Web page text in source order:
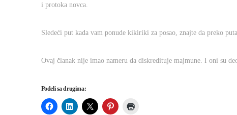
i protoka novca.
Sledeći put kada vam ponude kikiriki za posao, znajte da preko
Ovaj članak nije imao nameru da diskredituje majmune. I oni su
Podeli sa drugima: